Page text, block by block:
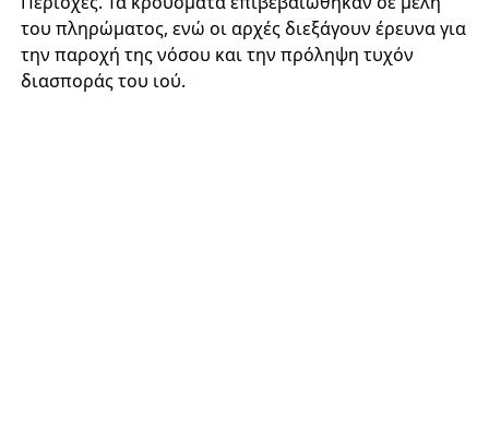
του πληρώματος, ενώ οι αρχές διεξάγουν έρευνα για
την παροχή της νόσου και την πρόληψη τυχόν
διασποράς του ιού.